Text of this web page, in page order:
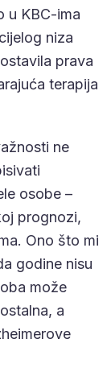
u KBC-ima
niza
prava
terapija
ne
osobe –
prognozi,
Ono što mi
godine nisu
može
a